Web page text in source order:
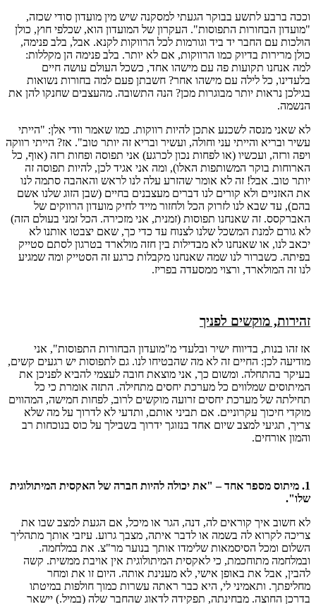
וככה ברבע לתשע בבוקר הגעתי למסקנה שיש מין מועדון סודי שכזה,
"מועדון הבחורות התפוסות". העקרון של המועדון הוא, שכלפי חוץ, כולן
הולכות עם החבר יד ביד וגורמות לכל הרווקות לקנא. אבל, בלב פנימה,
כולן מרירות בדיוק כמו הרווקות, אם לא יותר. בלב פנימה הן מקללות:
למה אנחנו תקועות פה עם מישהו אחד, כשכל העולם עושה חיים
בלעדינו, כל לילה עם מישהו אחר? חשבתן פעם למה בחורות נשואות
בגילכן נראות יותר מבוגרות מכן? הנה התשובה. מהעצבים שחנקו להן את
הנשמה.
לא שאני מנסה לשכנע אתכן להיות רווקות. כמו שאמר וודי אלן: "הייתי
עשיר ובריא והייתי עני וחולה, ועשיר ובריא זה יותר טוב". אז? הייתי רווקה
ויפה ורזה, ועכשיו (או לפחות נכון לכרגע) אני תפוסה ופחות רזה (אוף, כל
הארוחות בוקר המשותפות האלו), ומה אני אגיד לכן, להיות תפוסה זה
יותר טוב. אבל! זה לא אומר שהזרע עלה לנו לראש והאהבה סתמה לנו
את האזניים ולא קורים לנו דברים מעצבנים בחיים (שבן הזוג שלנו אשם
בהם), עד שבא לנו לזרוק הכל ולחזור מייד לחיק מועדון הרווקים של
האברקסס. זה שאנחנו תפוסות (זמנית, אני מזכירה. הכל זמני בעולם הזה)
לא גורם למנת המשכל שלנו לצנוח עד כדי כך, שאם יצבטו אותנו לא
יכאב לנו, או שאנחנו לא מבדילות בין חזה מולארד בטרגון לסתם סטייק
בפיתה. כשברור לנו שמה שאנחנו מקבלות כרגע זה הסטייק ומה שמגיע
לנו זה המולארד, ורצוי ממסעדה בפריז.
זהירות, מוקשים לפניך
אז זהו בנות, בדיווח ישיר ובלעדי מ"מועדון הבחורות התפוסות", אני
מודיעה לכן: החיים זה לא מה שהבטיחו לנו. גם לתפוסות יש רגעים קשים,
בעיקר בהתחלה. ומשום כך, אני מוצאת חובה לעצמי להביא לפניכן את
המיתוסים שמלווים כל מערכת יחסים מתחילה. התזה אומרת כי כל
תחילתה של מערכת יחסים זרועה מוקשים לרוב, לפחות חמישה, המהווים
מוקדי חיכוך עקרוניים. אם תביני אותם, ותדעי לא לדרוך על מה שלא
צריך, תגיעי למצב שיום אחד בנזוגך ידרוך בשבילך על כוס בנוכחות רב
והמון אורחים.
1. מיתוס מספר אחד – "את יכולה להיות חברה של האקסית המיתולוגית
שלו".
לא חשוב איך קוראים לה, דנה, הגר או מיכל, אם הגעת למצב שבו את
צריכה לקרוא לה בשמה או לדבר איתה, מצבך גרוע. עיזבי אותך מתהליך
השלום ומכל הסיסמאות שלימדו אותך בנוער מר"צ. את במלחמה.
ובמלחמה מתוחכמת, כי לאקסית המיתולוגית אין אויבת ממשית. קשה
להבין, אבל את באופן אישי, לא מענינת אותה. היום זו את ומחר
מחליפתך. ותאמיני לי, היא כבר ראתה עשרות כמוך חולפות במיטתו
בדרכן החוצה. מבחינתה, תפקידה לדאוג שהחבר שלה (במיל.) יישאר